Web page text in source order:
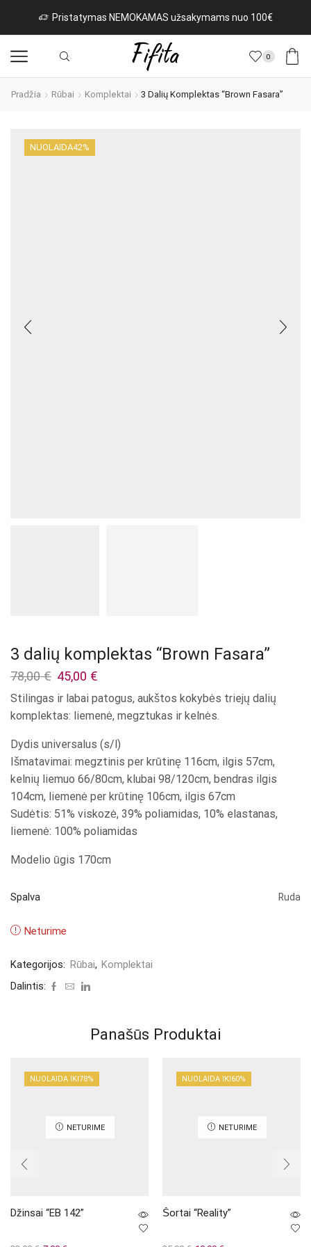
Naujos prekės iš Italijos kasdien! Rinktis
0
Pradžia Rūbai Komplektai 3 Dalių Komplektas “Brown Fasara”
NUOLAIDA42%
3 dalių komplektas “Brown Fasara”
78,00€ Original
was:
78,00 €.
45,00 €
is:
45,00 €.
Stilingas ir labai patogus, aukštos kokybės triejų dalių
komplektas: liemenė, megztukas ir kelnės.
Dydis universalus (s/l)
Išmatavimai: megztinis per krūtinę 116cm, ilgis 57cm,
kelnių liemuo 66/80cm, klubai 98/120cm, bendras ilgis
104cm, liemenė per krūtinę 106cm, ilgis 67cm
Sudėtis: 51% viskozė, 39% poliamidas, 10% elastanas,
liemenė: 100% poliamidas
Modelio ūgis 170cm
Spalva Ruda
Neturime
Kategorijos: Rūbai, Komplektai
Dalintis:
Panašūs Produktai
NUOLAIDA IKI 78%
NETURIME
Džinsai “EB 142”
NUOLAIDA IKI 60%
NETURIME
Šortai “Reality”